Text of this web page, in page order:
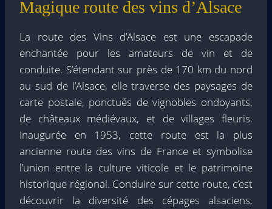
Magique route des vins d’Alsace
La route des Vins d’Alsace est une escapade
enchantée pour les amateurs de vin et de
conduite. S’étendant sur près de 170 km du nord
au sud de l’Alsace, elle traverse des paysages de
carte postale, ponctués de vignobles ondoyants,
de châteaux médiévaux, et de villages fleuris.
Inaugurée en 1953, cette route est la plus
ancienne route des vins de France et symbolise
l’union entre la culture viticole et le patrimoine
historique régional. Conduire sur cette route, c’est
découvrir la diversité des cépages alsaciens,